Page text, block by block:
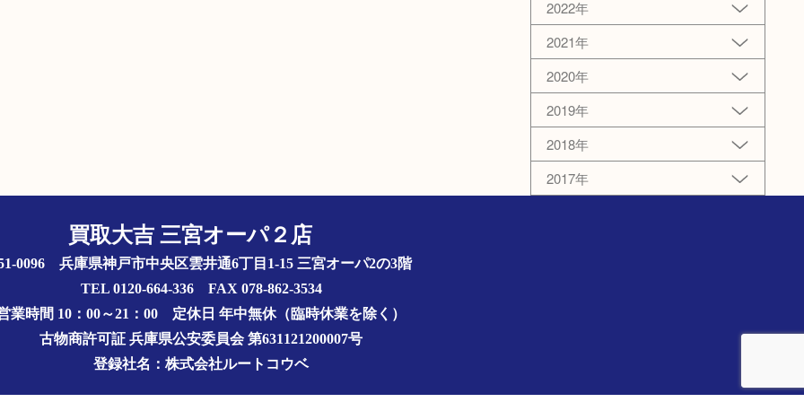
2022年
2021年
2020年
2019年
2018年
2017年
買取大吉 三宮オーパ２店
0096 兵庫県神戸市中央区雲井通6丁目1-15 三宮オーパ2の3階
TEL 0120-664-336 FAX 078-862-3534
業時間 10：00～21：00 定休日 年中無休（臨時休業を除く）
古物商許可証 兵庫県公安委員会 第631121200007号
登録社名：株式会社ルートコウベ